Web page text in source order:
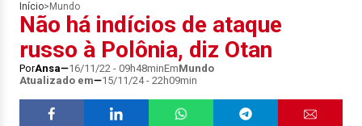
Início> Mundo
Não há indícios de ataque
russo à Polônia, diz Otan
PorAnsa 16/11/22 - 09h48minEmMundo
Atualizado em
15/11/24 - 22h09min